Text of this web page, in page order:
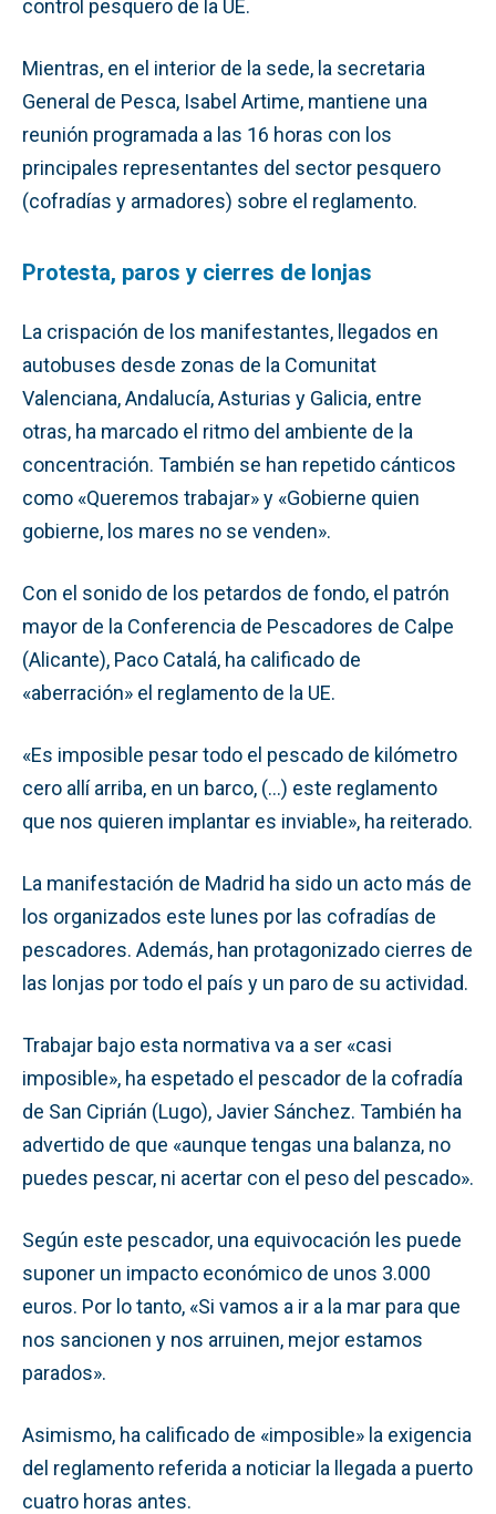
control pesquero de la UE.
Mientras, en el interior de la sede, la secretaria
General de Pesca, Isabel Artime, mantiene una
reunión programada a las 16 horas con los
principales representantes del sector pesquero
(cofradías y armadores) sobre el reglamento.
Protesta, paros y cierres de lonjas
La crispación de los manifestantes, llegados en
autobuses desde zonas de la Comunitat
Valenciana, Andalucía, Asturias y Galicia, entre
otras, ha marcado el ritmo del ambiente de la
concentración. También se han repetido cánticos
como «Queremos trabajar» y «Gobierne quien
gobierne, los mares no se venden».
Con el sonido de los petardos de fondo, el patrón
mayor de la Conferencia de Pescadores de Calpe
(Alicante), Paco Catalá, ha calificado de
«aberración» el reglamento de la UE.
«Es imposible pesar todo el pescado de kilómetro
cero allí arriba, en un barco, (…) este reglamento
que nos quieren implantar es inviable», ha reiterado.
La manifestación de Madrid ha sido un acto más de
los organizados este lunes por las cofradías de
pescadores. Además, han protagonizado cierres de
las lonjas por todo el país y un paro de su actividad.
Trabajar bajo esta normativa va a ser «casi
imposible», ha espetado el pescador de la cofradía
de San Ciprián (Lugo), Javier Sánchez. También ha
advertido de que «aunque tengas una balanza, no
puedes pescar, ni acertar con el peso del pescado».
Según este pescador, una equivocación les puede
suponer un impacto económico de unos 3.000
euros. Por lo tanto, «Si vamos a ir a la mar para que
nos sancionen y nos arruinen, mejor estamos
parados».
Asimismo, ha calificado de «imposible» la exigencia
del reglamento referida a noticiar la llegada a puerto
cuatro horas antes.